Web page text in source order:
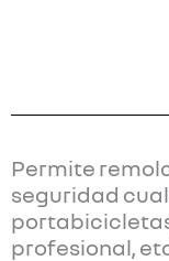
Permite
seguridad
profesional,